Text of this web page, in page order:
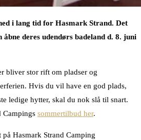
i lang tid for Hasmark Strand. Det
deres udendørs badeland d. 8. juni
bliver stor rift om pladser og
Hvis du vil have en god plads,
ledige hytter, skal du nok slå til snart.
Campings sommertilbud her.
Hasmark Strand Camping